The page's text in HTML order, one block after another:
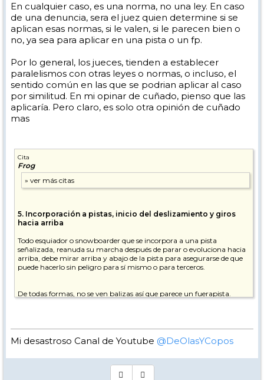
En cualquier caso, es una norma, no una ley. En caso
de una denuncia, sera el juez quien determine si se
aplican esas normas, si le valen, si le parecen bien o
no, ya sea para aplicar en una pista o un fp.
Por lo general, los jueces, tienden a establecer
paralelismos con otras leyes o normas, o incluso, el
sentido común en las que se podrian aplicar al caso
por similitud. En mi opinar de cuñado, pienso que las
aplicaría. Pero claro, es solo otra opinión de cuñado
mas
Cita
Frog
5. Incorporación a pistas, inicio del deslizamiento y giros
hacia arriba
Todo esquiador o snowboarder que se incorpora a una pista
señalizada, reanuda su marcha después de parar o evoluciona hacia
arriba, debe mirar arriba y abajo de la pista para asegurarse de que
puede hacerlo sin peligro para sí mismo o para terceros.
De todas formas, no se ven balizas así que parece un fuerapista.
Mi desastroso Canal de Youtube @DeOlasYCopos